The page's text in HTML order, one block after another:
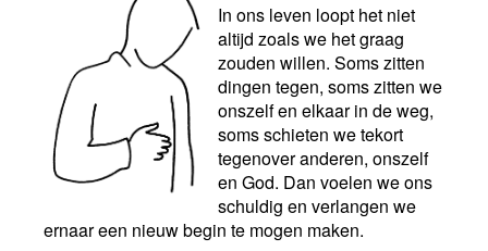
In ons leven loopt het niet
altijd zoals we het graag
zouden willen. Soms zitten
dingen tegen, soms zitten we
onszelf en elkaar in de weg,
soms schieten we tekort
tegenover anderen, onszelf
en God. Dan voelen we ons
schuldig en verlangen we
ernaar een nieuw begin te mogen maken.